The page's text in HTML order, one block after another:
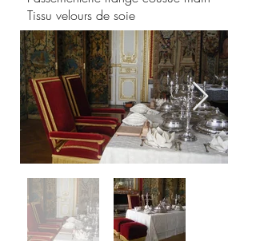
Tissu velours de soie